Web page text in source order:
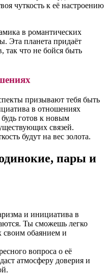
чуткость к её настроению
в романтических
Эта планета придаёт
так что не бойся быть
призывают тебя быть
в отношениях
готов к новым
связей.
будут на вес золота.
пары и
и инициатива в
Ты сможешь легко
обаянием и
вопроса о её
атмосферу доверия и